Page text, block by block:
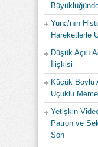
Yuna’nın
Hareketlerle
Düşük Açılı
İlişkisi
Küçük Boylu
Uçuklu
Yetişkin
Patron ve
Son